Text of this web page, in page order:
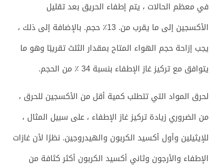
في معظم الحالات ، يتم إطفاء الحريق بعد تقليل
الأكسجين إلى ما يقرب من. 13٪ حجم. بالإضافة إلى ذلك ،
يجب إزاحة حجم الهواء المتاح بمقدار الثلث تقريبًا وهو ما
يتوافق مع تركيز غاز الإطفاء بنسبة 34 ٪ من الحجم.
لحرق المواد التي تتطلب كمية أقل من الأكسجين للحرق ،
من الضروري زيادة تركيز غاز الإطفاء ، على سبيل المثال ،
للإيثيلين وأول أكسيد الكربون والهيدروجين. نظرًا لأن غازات
الإطفاء والأرجون وثاني أكسيد الكربون أكثر كثافة من